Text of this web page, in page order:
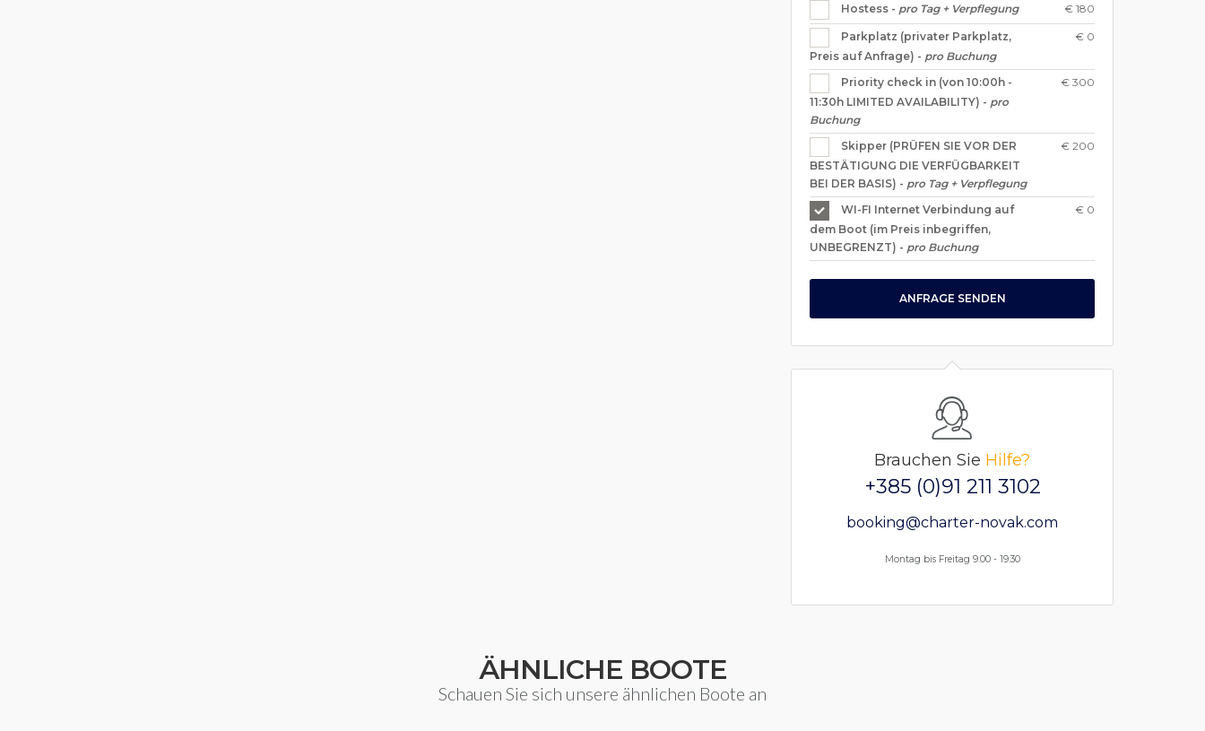
Hostess - pro Tag + Verpflegung € 180
Parkplatz (privater Parkplatz,
Preis auf Anfrage) - pro Buchung
€ 0
Priority check in (von 10:00h -
11:30h LIMITED AVAILABILITY) - pro
Buchung
€ 300
Skipper (PRÜFEN SIE VOR DER
BESTÄTIGUNG DIE VERFÜGBARKEIT
BEI DER BASIS) - pro Tag + Verpflegung
€ 200
WI-FI Internet Verbindung auf
dem Boot (im Preis inbegriffen,
UNBEGRENZT) - pro Buchung
€ 0
ANFRAGE SENDEN
Brauchen Sie Hilfe?
+385 (0)91 211 3102
booking@charter-novak.com
Montag bis Freitag 9.00 - 19.30
ÄHNLICHE BOOTE
Schauen Sie sich unsere ähnlichen Boote an